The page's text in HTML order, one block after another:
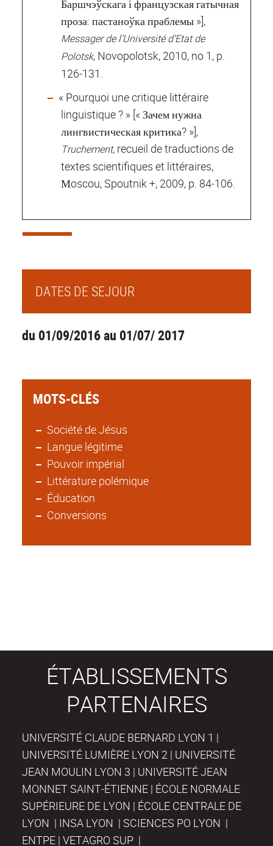
Баршчэўскага і французская гатычная
проза: пастаноўка праблемы »],
Messager de l’Université d’Etat de
Polotsk, Novopolotsk, 2010, no 1, p.
126‐131.
« Pourquoi une critique littéraire
linguistique ? » [« Зачем нужна
лингвистическая критика? »],
Truchement, recueil de traductions de
textes scientifiques et littéraires,
Мoscou, Spoutnik +, 2009, p. 84‐106.
DATES DE SEJOUR
du 01/09/2016 au 01/07/ 2017
MOTS-CLÉS
Société de Jésus
Langue légitime
Pouvoir impérial
Littérature polémique
Éducation
Conversions
ÉTABLISSEMENTS
PARTENAIRES
UNIVERSITÉ CLAUDE BERNARD LYON 1 |
UNIVERSITÉ LUMIÈRE LYON 2 | UNIVERSITÉ
JEAN MOULIN LYON 3 | UNIVERSITÉ JEAN
MONNET SAINT-ÉTIENNE | ÉCOLE NORMALE
SUPÉRIEURE DE LYON | ÉCOLE CENTRALE DE
LYON | INSA LYON | SCIENCES PO LYON |
ENTPE | VETAGRO SUP |